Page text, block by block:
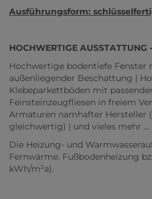
Ausführungsform:
HOCHWERTIGE
Hochwertige bodentiefe Fenster
außenliegender Beschattung |
Klebeparkettböden mit
Feinsteinzeugfliesen in freiem
Armaturen namhafter Hersteller
gleichwertig) | und vieles mehr ...
Die Heizung- und
Fernwärme. Fußbodenheizung
kWh/m²a).